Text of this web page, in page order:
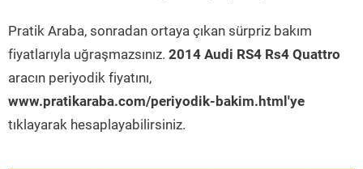
Pratik Araba, sonradan ortaya çıkan sürpriz bakım
fiyatlarıyla uğraşmazsınız. 2014 Audi RS4 Rs4 Quattro
aracın periyodik fiyatını,
www.pratikaraba.com/periyodik-bakim.html'ye
tıklayarak hesaplayabilirsiniz.